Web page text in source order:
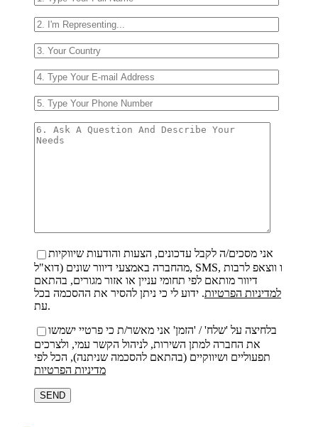
אני מסכים/ה לקבל עדכונים, הצעות והודעות שיווקיות
מהחברה באמצעי דיוור שונים (דוא"ל, SMS, ו ווצאפ לרבות
דיוור מותאם לפי תחומי עניין או אזור מגורים, בהתאם
למדיניות הפרטיות. ידוע לי כי ניתן להסיר את ההסכמה בכל
עת.
בלחיצה על 'שלח' / 'הזמן' אני מאשר/ת כי פרטיי ישמשו
את החברה למתן השירות, לניהול הקשר עמי, ולצרכים
תפעוליים ושיווקיים (בהתאם להסכמה שניתנה), הכל לפי
מדיניות הפרטיות